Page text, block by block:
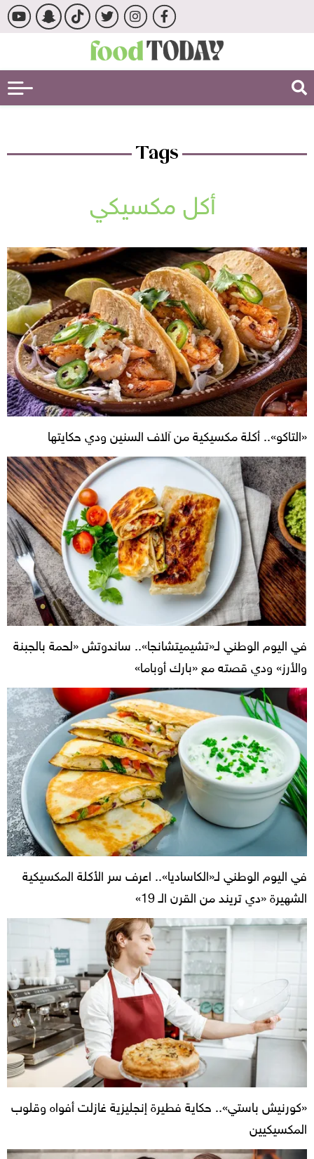
Tags
أكل مكسيكي
«التاكو».. أكلة مكسيكية من آلاف السنين ودي حكايتها
في اليوم الوطني لـ«تشيميتشانجا».. ساندوتش «لحمة بالجبنة
والأرز» ودي قصته مع «بارك أوباما»
في اليوم الوطني لـ«الكاساديا».. اعرف سر الأكلة المكسيكية
الشهيرة «دي تريند من القرن الـ 19»
«كورنيش باستي».. حكاية فطيرة إنجليزية غازلت أفواه وقلوب
المكسيكيين